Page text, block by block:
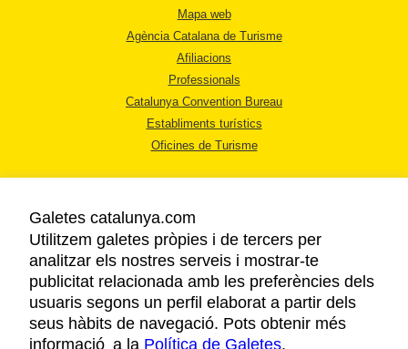
Mapa web
Agència Catalana de Turisme
Afiliacions
Professionals
Catalunya Convention Bureau
Establiments turístics
Oficines de Turisme
AVÍS LEGAL
POLÍTICA DE PRIVACITAT
COOKIES
ACCESSIBILITAT
Galetes catalunya.com
Utilitzem galetes pròpies i de tercers per
analitzar els nostres serveis i mostrar-te
publicitat relacionada amb les preferències dels
usuaris segons un perfil elaborat a partir dels
seus hàbits de navegació. Pots obtenir més
informació a la Política de Galetes.